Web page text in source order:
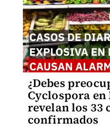
¿Debes
Cyclospora en
revelan los 33
confirmados